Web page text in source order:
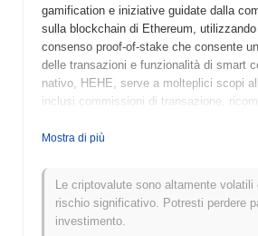
gamification e iniziative guidate dalla
sulla blockchain di Ethereum,
consenso proof-of-stake che consente
delle transazioni e funzionalità di smart
nativo, HEHE, serve a molteplici scopi
inclusi commissioni di transazione,
influenzare le decisioni del progetto.
gaming, promuovendo una comunità
partecipazione degli utenti. Questa
posiziona come un attore notevole nel
delle applicazioni decentralizzate e delle
Mostra di più
Le criptovalute sono altamente volatili
rischio significativo. Potresti perdere
investimento.